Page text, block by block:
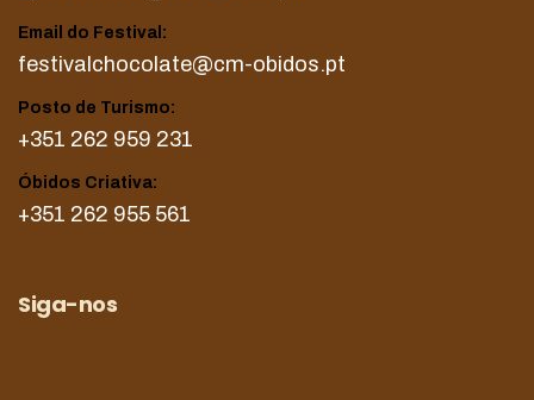
Email do Festival:
festivalchocolate@cm-obidos.pt
Posto de Turismo:
+351 262 959 231
Óbidos Criativa:
+351 262 955 561
Siga-nos